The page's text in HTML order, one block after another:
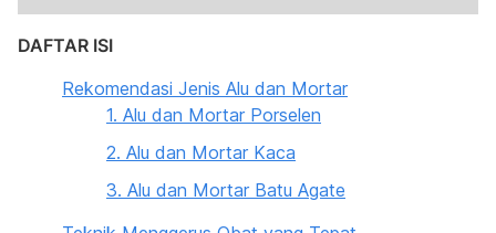
DAFTAR ISI
Rekomendasi Jenis Alu dan Mortar
1. Alu dan Mortar Porselen
2. Alu dan Mortar Kaca
3. Alu dan Mortar Batu Agate